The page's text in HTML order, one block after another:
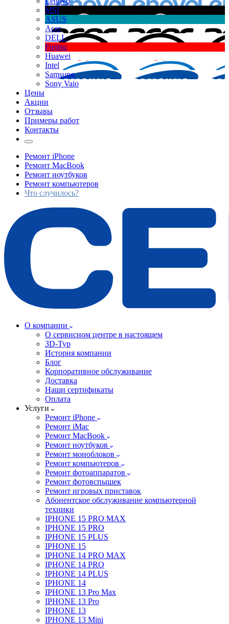
MSI
ASUS
Acer
DELL
Fujitsu
Huawei
Intel
Samsung
Sony Vaio
Цены
Акции
Отзывы
Примеры работ
Контакты
Ремонт iPhone
Ремонт MacBook
Ремонт ноутбуков
Ремонт компьютеров
Что случилось?
О компании
О сервисном центре в настоящем
3D-Тур
История компании
Блог
Корпоративное обслуживание
Доставка
Наши сертификаты
Оплата
Услуги
Ремонт iPhone
Ремонт iMac
Ремонт MacBook
Ремонт ноутбуков
Ремонт моноблоков
Ремонт компьютеров
Ремонт фотоаппаратов
Ремонт фотовспышек
Ремонт игровых приставок
Абонентское обслуживание компьютерной
техники
IPHONE 15 PRO MAX
IPHONE 15 PRO
IPHONE 15 PLUS
IPHONE 15
IPHONE 14 PRO MAX
IPHONE 14 PRO
IPHONE 14 PLUS
IPHONE 14
IPHONE 13 Pro Max
IPHONE 13 Pro
IPHONE 13
IPHONE 13 Mini